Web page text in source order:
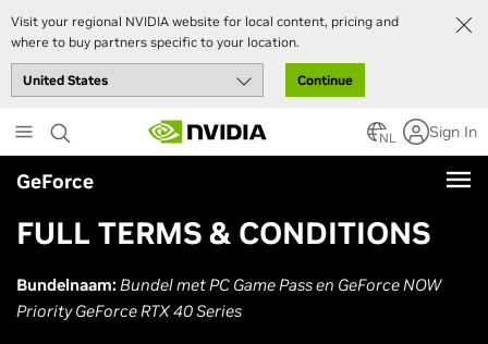
Visit your regional NVIDIA website for local content, pricing and
where to buy partners specific to your location.
Continue
to
main
content
NL Sign In
GeForce
FULL TERMS & CONDITIONS
Bundelnaam: Bundel met PC Game Pass en GeForce NOW
Priority GeForce RTX 40 Series